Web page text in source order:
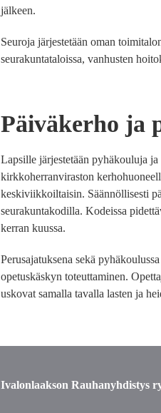
jälkeen.
Seuroja järjestetään oman
seurakuntataloissa, vanhusten
Päiväkerho ja
Lapsille järjestetään pyhäkouluja
kirkkoherranviraston
keskiviikkoiltaisin. Säännöllisesti
seurakuntakodilla. Kodeissa
kerran kuussa.
Perusajatuksena sekä
opetuskäskyn toteuttaminen.
uskovat samalla tavalla lasten ja
Ivalonlaakson Rauhanyhdistys